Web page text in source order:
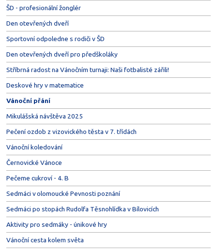
ŠD - profesionální žonglér
Den otevřených dveří
Sportovní odpoledne s rodiči v ŠD
Den otevřených dveří pro předškoláky
Stříbrná radost na Vánočním turnaji: Naši fotbalisté zářili!
Deskové hry v matematice
Vánoční přání
Mikulášská návštěva 2025
Pečení ozdob z vizovického těsta v 7. třídách
Vánoční koledování
Černovické Vánoce
Pečeme cukroví - 4. B
Sedmáci v olomoucké Pevnosti poznání
Sedmáci po stopách Rudolfa Těsnohlídka v Bílovicích
Aktivity pro sedmáky - únikové hry
Vánoční cesta kolem světa